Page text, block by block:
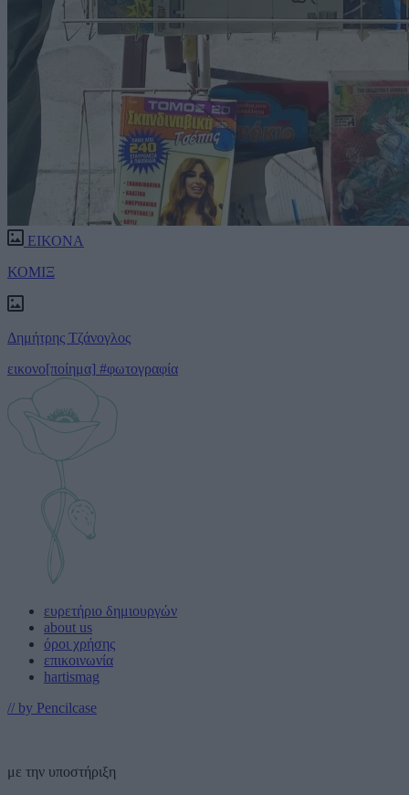
ΕΙΚΟΝΑ
ΚΟΜΙΞ
Δημήτρης Τζάνογλος
εικονο[ποίημα] #φωτογραφία
ευρετήριο δημιουργών
about us
όροι χρήσης
επικοινωνία
hartismag
// by Pencilcase
με την υποστήριξη